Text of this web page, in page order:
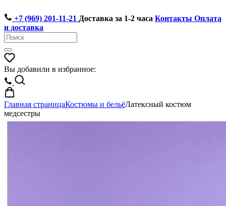
+7 (969) 201-11-21 Доставка за 1-2 часа Контакты Оплата
и доставка
Вы добавили в избранное:
Главная страницаКостюмы и бельёЛатексный костюм
медсестры